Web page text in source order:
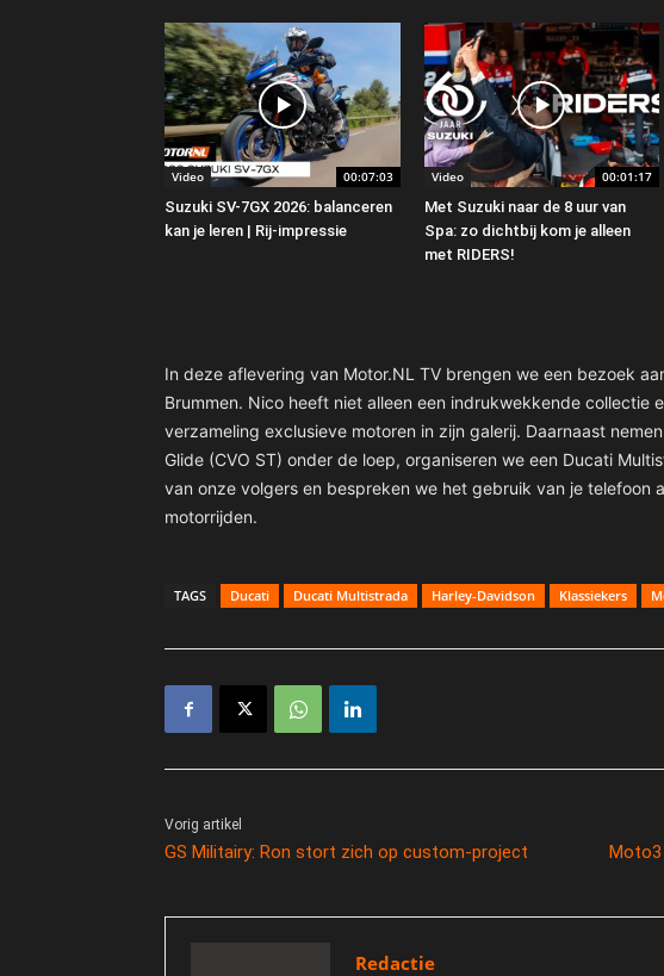
Video 00:07:03
Suzuki SV-7GX 2026: balanceren
kan je leren | Rij-impressie
Video 00:01:17
Met Suzuki naar de 8 uur van
Spa: zo dichtbij kom je alleen
met RIDERS!
In deze aflevering van Motor.NL TV brengen we een bezoek
Brummen. Nico heeft niet alleen een indrukwekkende collectie
verzameling exclusieve motoren in zijn galerij. Daarnaast
Glide (CVO ST) onder de loep, organiseren we een Ducati
van onze volgers en bespreken we het gebruik van je telefoon
motorrijden.
TAGS Ducati Ducati Multistrada Harley-Davidson Klassiekers
Vorig artikel
GS Militairy: Ron stort zich op custom-project Moto3
Redactie